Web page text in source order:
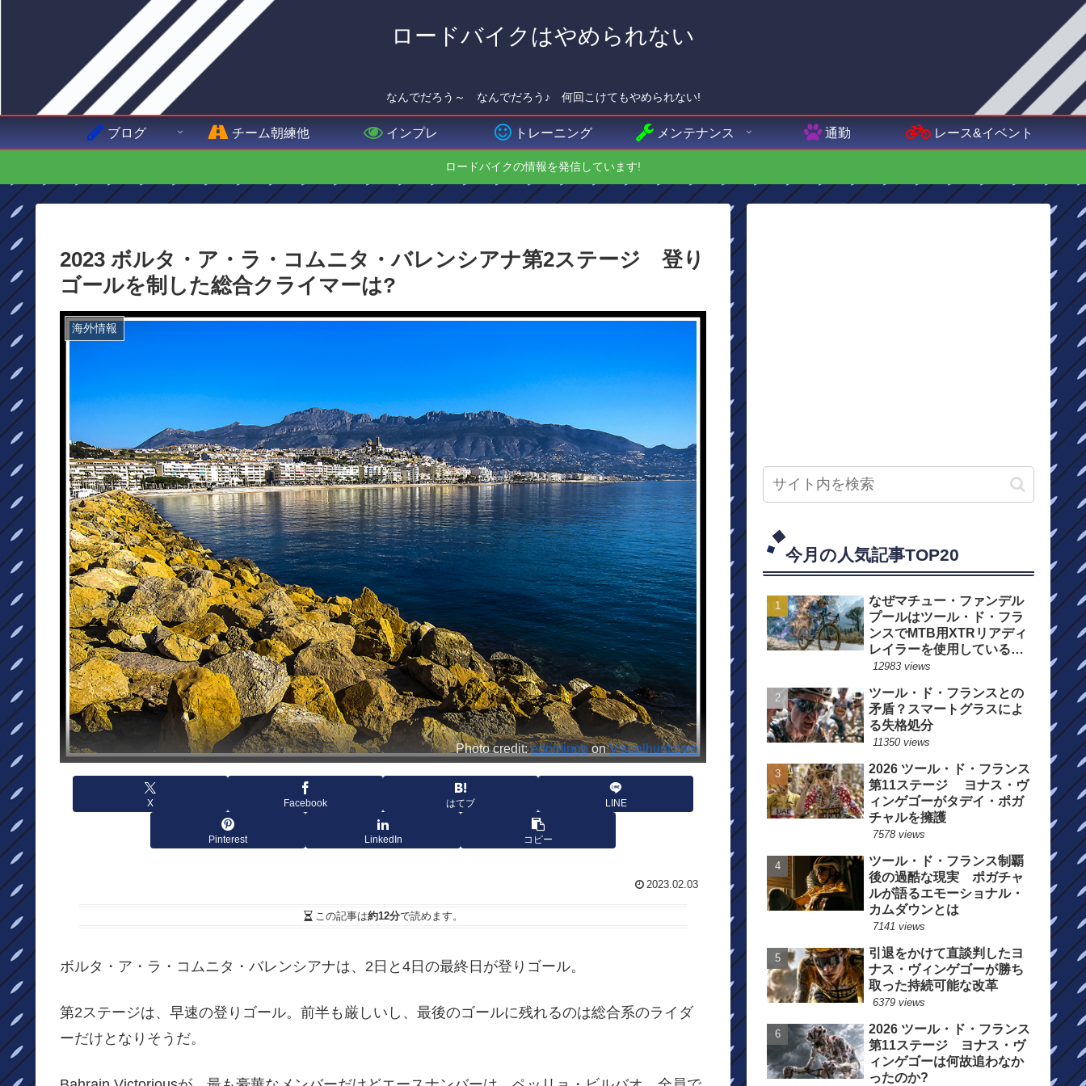
ロードバイクはやめられない
なんでだろう～ なんでだろう♪ 何回こけてもやめられない!
ブログ チーム朝練他 インプレ トレーニング メンテナンス 通勤 レース&イベント
ロードバイクの情報を発信しています!
2023 ボルタ・ア・ラ・コムニタ・バレンシアナ第2ステージ 登り
ゴールを制した総合クライマーは?
海外情報
Photo credit:edomingoonVisualhunt.com
X Facebook はてブ LINE
Pinterest LinkedIn コピー
2023.02.03
この記事は約12分で読めます。
ボルタ・ア・ラ・コムニタ・バレンシアナは、2日と4日の最終日が登りゴール。
第2ステージは、早速の登りゴール。前半も厳しいし、最後のゴールに残れるのは総合系のライダ
ーだけとなりそうだ。
今月の人気記事TOP20
なぜマチュー・ファンデル
プールはツール・ド・フラ
ンスでMTB用XTRリアディ
レイラーを使用しているの
か？
12983 views
ツール・ド・フランスとの
矛盾？スマートグラスによ
る失格処分
11350 views
2026 ツール・ド・フランス
第11ステージ ヨナス・ヴ
ィンゲゴーがタデイ・ポガ
チャルを擁護
7578 views
ツール・ド・フランス制覇
後の過酷な現実 ポガチャ
ルが語るエモーショナル・
カムダウンとは
7141 views
引退をかけて直談判したヨ
ナス・ヴィンゲゴーが勝ち
取った持続可能な改革
6379 views
2026 ツール・ド・フランス
第11ステージ ヨナス・ヴ
ィンゲゴーは何故追わなか
ったのか?